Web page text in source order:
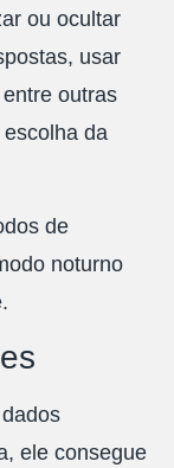
ou ocultar
usar
outras
da
de
noturno
ele consegue